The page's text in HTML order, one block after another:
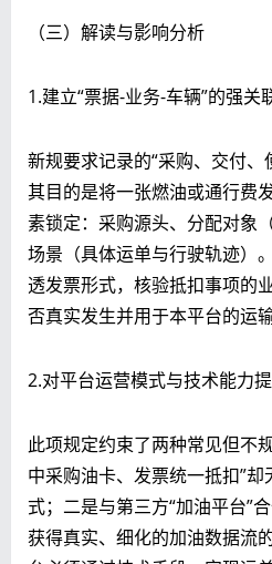
（三）解读与影响分析
1.建立“票据-业务-车辆”的强关
新规要求记录的“采购、交付、
其目的是将一张燃油或通行费
素锁定：采购源头、分配对象
场景（具体运单与行驶轨迹）
透发票形式，核验抵扣事项的
否真实发生并用于本平台的运输
2.对平台运营模式与技术能力
此项规定约束了两种常见但不
中采购油卡、发票统一抵扣”
式；二是与第三方“加油平台”
获得真实、细化的加油数据流